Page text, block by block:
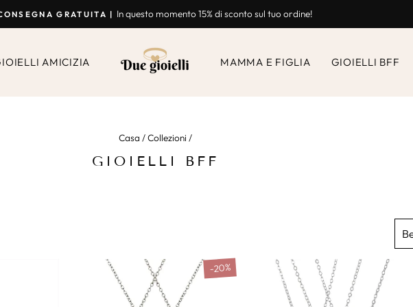
Break
GRATUITA | In questo momento 15% di sconto sul tuo ordine!
AMICIZIA MAMMA E FIGLIA GIOIELLI BFF
Casa /Collezioni /
GIOIELLI BFF
-20%